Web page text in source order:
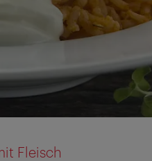
Fleisch